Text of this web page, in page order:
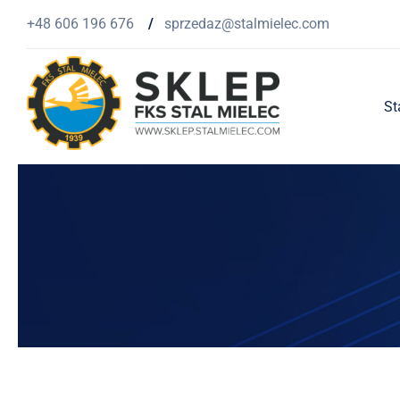
zawartości
+48 606 196 676 / sprzedaz@stalmielec.com